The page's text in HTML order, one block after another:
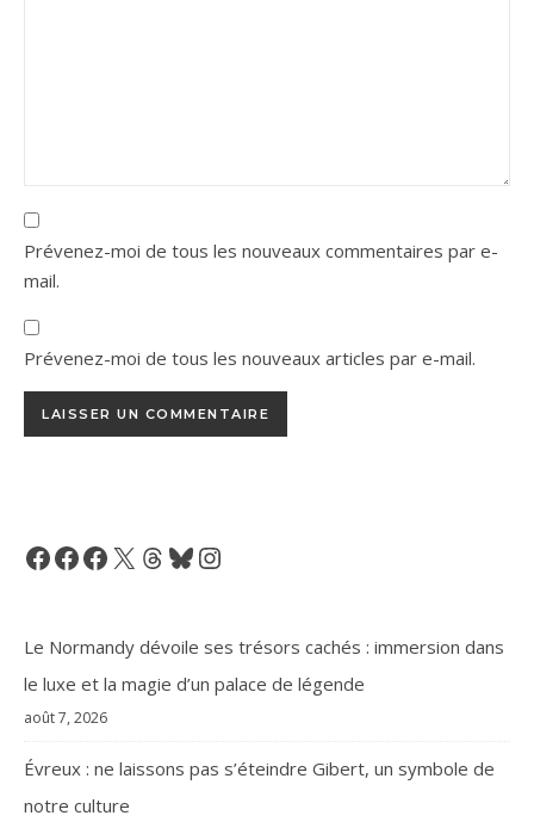
Prévenez-moi de tous les nouveaux commentaires par e-
mail.
Prévenez-moi de tous les nouveaux articles par e-mail.
Facebook
Facebook
Facebook
X Threads
BlueskyInstagram
Le Normandy dévoile ses trésors cachés : immersion dans
le luxe et la magie d’un palace de légende
août 7, 2026
Évreux : ne laissons pas s’éteindre Gibert, un symbole de
notre culture